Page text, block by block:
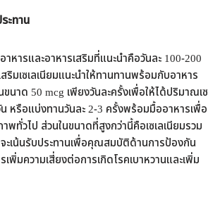
ะทาน
าหารและอาหารเสริมที่แนะนำคือวันละ 100-200
ริมเซเลเนียมแนะนำให้ทานทานพร้อมกับอาหาร
ขนาด 50 mcg เพียงวันละครั้งเพื่อให้ได้ปริมาณเซ
หรือแบ่งทานวันละ 2-3 ครั้งพร้อมมื้ออาหารเพื่อ
พทั่วไป ส่วนในขนาดที่สูงกว่านี้คือเซเลเนียมรวม
ะเน้นรับประทานเพื่อคุณสมบัติด้านการป้องกัน
เพิ่มความเสี่ยงต่อการเกิดโรคเบาหวานและเพิ่ม